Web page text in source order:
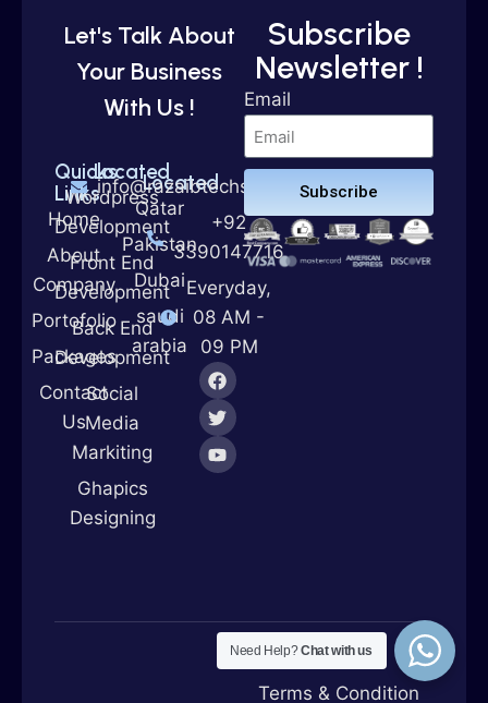
Let's Talk About
Your Business
With Us !
Quicks
Links
Home
About
Company
Portofolio
Packages
Contact
Us
Located
Wordpress
Development
Front End
Development
Back End
Development
Social
Media
Markiting
Ghapics
Designing
Located
Qatar
Pakistan
Dubai
saudi
arabia
info@razaibtechsolutions.com
+92
3390147716
Everyday,
08 AM -
09 PM
Subscribe
Newsletter !
Email
Subscribe
Terms & Condition
Need Help?Chat with us